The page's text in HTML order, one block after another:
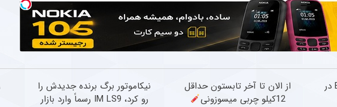
لوکس‌ترین شاسی‌بلند EREV در
از الان تا آخر تابستون حداقل
12کیلو چربی میسوزونی
نیکاموتور برگ برنده جدیدش را
رو کرد، IM LS9 رسماً وارد بازار